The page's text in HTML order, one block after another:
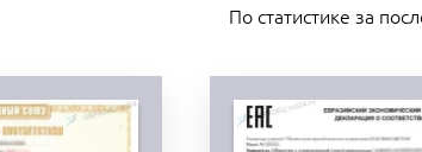
По статистике за